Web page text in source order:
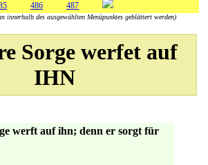
486 487
innerhalb des ausgewählten Menüpunktes geblättert werden)
Sorge werfet auf
IHN
werft auf ihn; denn er sorgt für